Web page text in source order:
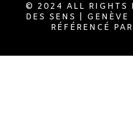
© 2024 ALL RIGHTS
DES SENS |
RÉFÉRENCÉ